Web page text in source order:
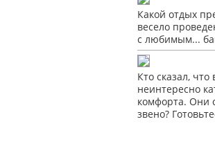
Какой отдых
весело
с любимым...
Кто сказал,
неинтересно
комфорта. Они
звено?